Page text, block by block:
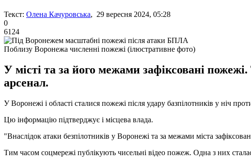
Текст: Олена Качуровська, 29 вересня 2024, 05:28
0
6124
Поблизу Воронежа численні пожежі (ілюстративне фото)
У місті та за його межами зафіксовані
арсенал.
У Воронежі і області сталися пожежі після удару базпілотників у ніч
Цю інформацію підтверджує і місцева влада.
"Внаслідок атаки безпілотників у Воронежі та за межами міста
Тим часом соцмережі публікують чисельні відео пожеж. Одна з них